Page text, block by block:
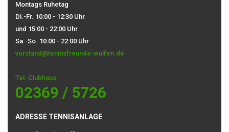
Montags Ruhetag
Di.-Fr. 10:00 - 12:30 Uhr
und 15:00 - 22:00 Uhr
Sa.-So. 10:00 - 22:00 Uhr
vorstand@tennisfreunde-wulfen.de
Tel. Clubhaus
02369 / 5726
ADRESSE TENNISANLAGE